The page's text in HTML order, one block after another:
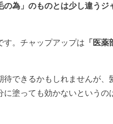
為」のものとは少し違うジ
す。チャップアップは 「医薬
できるかもしれませんが、
塗っても効かないというの